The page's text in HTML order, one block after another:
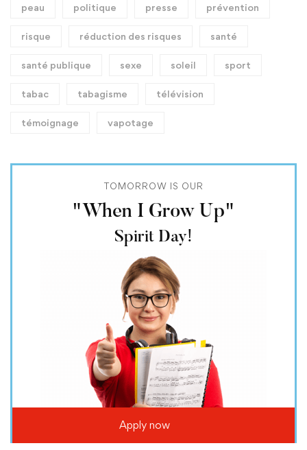
peau politique presse prévention
risque réduction des risques santé
santé publique sexe soleil sport
tabac tabagisme télévision
témoignage vapotage
TOMORROW IS OUR
"When I Grow Up"
Spirit Day!
Apply now